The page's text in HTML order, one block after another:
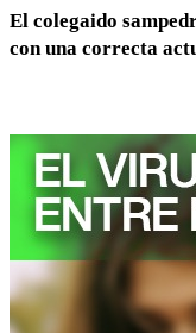
El colegaido
con una correcta